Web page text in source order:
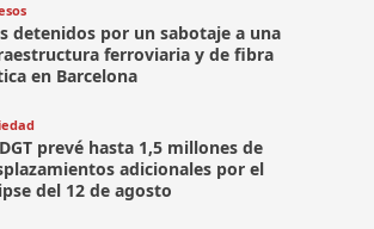
detenidos por un sabotaje a una
ferroviaria y de fibra
en Barcelona
prevé hasta 1,5 millones de
adicionales por el
del 12 de agosto